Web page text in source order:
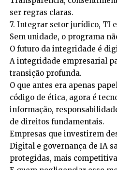
ser regras claras.
7. Integrar setor jurídico, TI
Sem unidade, o programa
O futuro da integridade é
A integridade empresarial
transição profunda.
O que antes era apenas
código de ética, agora é
informação,
de direitos fundamentais.
Empresas que investirem
Digital e governança de IA
protegidas, mais